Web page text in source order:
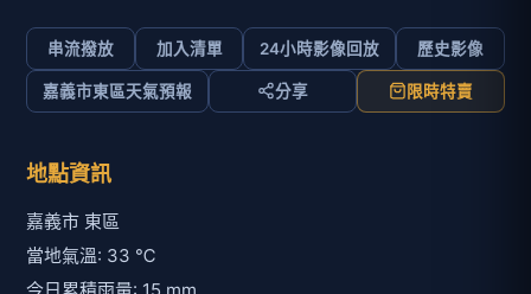
串流撥放 加入清單 24小時影像回放 歷史影像
嘉義市東區天氣預報 分享 限時特賣
地點資訊
嘉義市 東區
當地氣溫: 33 ℃
今日累積雨量: 15 mm